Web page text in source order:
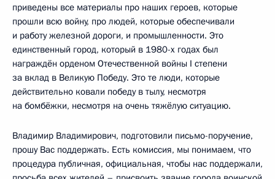
приведены все материалы про наших героев, которые
прошли всю войну, про людей, которые обеспечивали
и работу железной дороги, и промышленности. Это
единственный город, который в 1980-х годах был
награждён орденом Отечественной войны I степени
за вклад в Великую Победу. Это те люди, которые
действительно ковали победу в тылу, несмотря
на бомбёжки, несмотря на очень тяжёлую ситуацию.
Владимир Владимирович, подготовили письмо-поручение,
прошу Вас поддержать. Есть комиссия, мы понимаем, что
процедура публичная, официальная, чтобы нас поддержали,